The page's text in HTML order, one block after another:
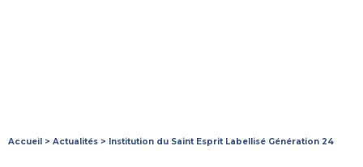
Accueil > Actualités > Institution du Saint Esprit Labellisé Génération 24